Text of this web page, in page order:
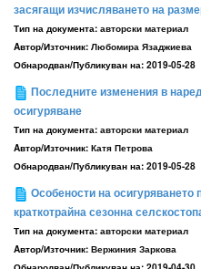
засягащи изчисляването на
Тип на документа: авторски материал
Aвтор/Източник: Любомира Язаджиева
Обнародван/Публикуван на: 2019-05-28
Последните изменения в
осигуряване
Тип на документа: авторски материал
Aвтор/Източник: Катя Петрова
Обнародван/Публикуван на: 2019-05-28
Особености на осигуряването
краткотрайна сезонна
Тип на документа: авторски материал
Aвтор/Източник: Вержиния Заркова